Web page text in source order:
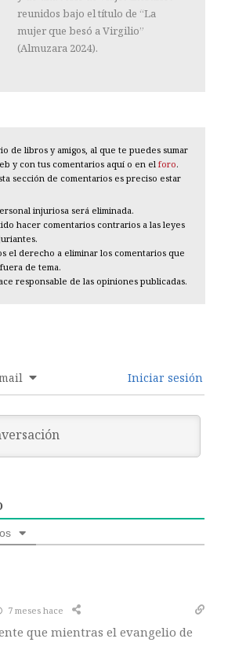
reunidos bajo el título de “La
mujer que besó a Virgilio”
(Almuzara 2024).
de libros y amigos, al que te puedes sumar
y con tus comentarios aquí o en el foro.
sección de comentarios es preciso estar
injuriosa será eliminada.
hacer comentarios contrarios a las leyes
el derecho a eliminar los comentarios que
de tema.
responsable de las opiniones publicadas.
Iniciar sesión
7 meses hace
que mientras el evangelio de